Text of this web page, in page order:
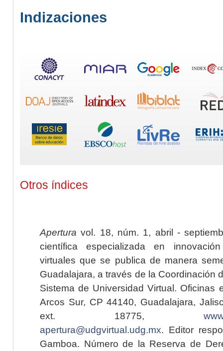
Indizaciones
Otros índices
Apertura vol. 18, núm. 1, abril -
científica especializada en
virtuales que se publica de manera
Guadalajara, a través de la Coordinación
Sistema de Universidad Virtual. Oficinas
Arcos Sur, CP 44140, Guadalajara,
ext. 18775,
apertura@udgvirtual.udg.mx. Editor
Gamboa. Número de la Reserva de